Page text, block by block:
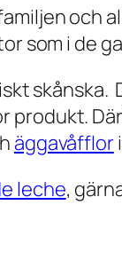
och
som i de
skånska.
produkt.
äggavåfflor
leche,